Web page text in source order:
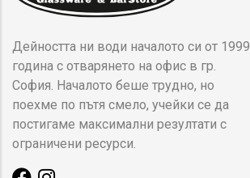
Дейността ни води началото си от 1999
година с отварянето на офис в гр.
София. Началото беше трудно, но
поехме по пътя смело, учейки се да
постигаме максимални резултати с
ограничени ресурси.